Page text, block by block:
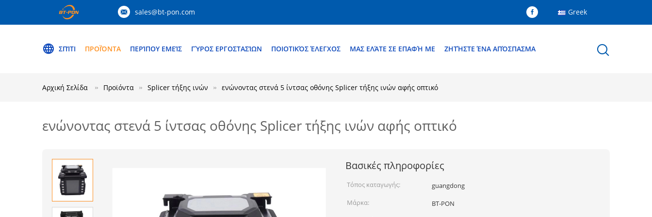
sales@bt-pon.com Greek
ΣΠΊΤΙ ΠΡΟΪΌΝΤΑ ΠΕΡΊΠΟΥ ΕΜΕΊΣ ΓΎΡΟΣ ΕΡΓΟΣΤΑΣΊΩΝ ΠΟΙΟΤΙΚΌΣ ΈΛΕΓΧΟΣ ΜΑΣ ΕΛΆΤΕ ΣΕ ΕΠΑΦΉ ΜΕ ΖΗΤΉΣΤΕ ΈΝΑ ΑΠΌΣΠΑΣΜΑ
Αρχική Σελίδα Προϊόντα Splicer τήξης ινών ενώνοντας στενά 5 ίντσας οθόνης Splicer τήξης ινών αφής οπτικό
ενώνοντας στενά 5 ίντσας οθόνης Splicer τήξης ινών αφής οπτικό
Βασικές πληροφορίες
Τόπος καταγωγής:
guangdong
Μάρκα:
BT-PON